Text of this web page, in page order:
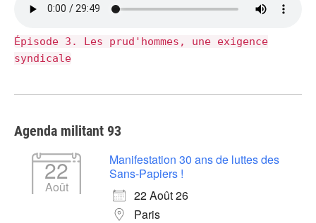
Épisode 3. Les prud'hommes, une exigence
syndicale
Agenda militant 93
22
Août
Manifestation 30 ans de luttes des
Sans-Papiers !
22 Août 26
Paris